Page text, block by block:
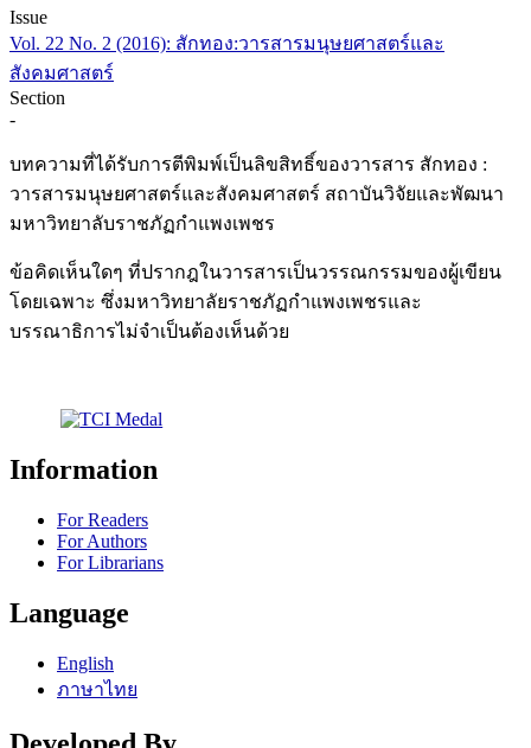
Issue
Vol. 22 No. 2 (2016): สักทอง:วารสารมนุษยศาสตร์และ
สังคมศาสตร์
Section
-
บทความที่ได้รับการตีพิมพ์เป็นลิขสิทธิ์ของวารสาร สักทอง :
วารสารมนุษยศาสตร์และสังคมศาสตร์ สถาบันวิจัยและพัฒนา
มหาวิทยาลับราชภัฏกำแพงเพชร
ข้อคิดเห็นใดๆ ที่ปรากฎในวารสารเป็นวรรณกรรมของผู้เขียน
โดยเฉพาะ ซึ่งมหาวิทยาลัยราชภัฏกำแพงเพชรและ
บรรณาธิการไม่จำเป็นต้องเห็นด้วย
Information
For Readers
For Authors
For Librarians
Language
English
ภาษาไทย